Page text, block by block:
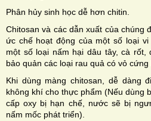
Phân hủy sinh học dễ hơn chitin.
Chitosan và các dẫn xuất của chúng
ức chế hoạt động của một số loại
một số loại nấm hại dâu tây, cà rốt,
bảo quản các loại rau quả có vỏ cứng
Khi dùng màng chitosan, dễ dàng
không khí cho thực phẩm (Nếu dùng
cấp oxy bị hạn chế, nước sẽ bị
nấm mốc phát triển).